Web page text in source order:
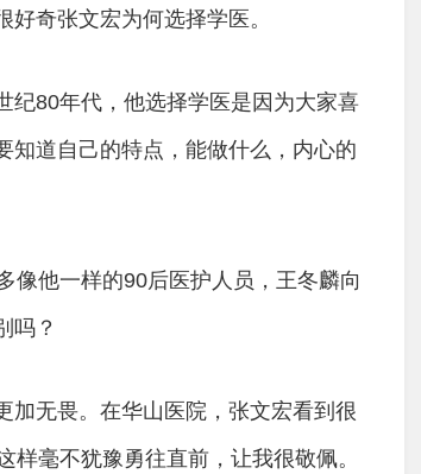
奇张文宏为何选择学医。
纪80年代，他选择学医是因为大家喜
知道自己的特点，能做什么，内心的
像他一样的90后医护人员，王冬麟向
吗？
加无畏。在华山医院，张文宏看到很
毫不犹豫勇往直前，让我很敬佩。